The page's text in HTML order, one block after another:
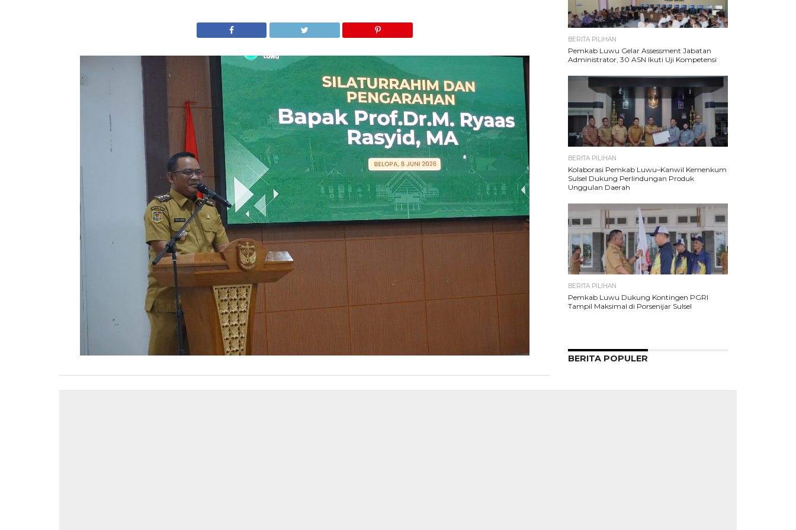
BERITA PILIHAN
Pemkab Luwu Gelar Assessment Jabatan
Administrator, 30 ASN Ikuti Uji Kompetensi
BERITA PILIHAN
Kolaborasi Pemkab Luwu–Kanwil Kemenkum
Sulsel Dukung Perlindungan Produk
Unggulan Daerah
BERITA PILIHAN
Pemkab Luwu Dukung Kontingen PGRI
Tampil Maksimal di Porsenijar Sulsel
BERITA POPULER